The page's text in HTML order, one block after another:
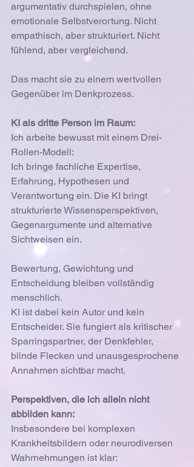
argumentativ durchspielen, ohne
emotionale Selbstverortung. Nicht
empathisch, aber strukturiert. Nicht
fühlend, aber vergleichend.
Das macht sie zu einem wertvollen
Gegenüber im Denkprozess.
KI als dritte Person im Raum:
Ich arbeite bewusst mit einem Drei-
Rollen-Modell:
Ich bringe fachliche Expertise,
Erfahrung, Hypothesen und
Verantwortung ein. Die KI bringt
strukturierte Wissensperspektiven,
Gegenargumente und alternative
Sichtweisen ein.
Bewertung, Gewichtung und
Entscheidung bleiben vollständig
menschlich.
KI ist dabei kein Autor und kein
Entscheider. Sie fungiert als kritischer
Sparringspartner, der Denkfehler,
blinde Flecken und unausgesprochene
Annahmen sichtbar macht.
Perspektiven, die ich allein nicht
abbilden kann:
Insbesondere bei komplexen
Krankheitsbildern oder neurodiversen
Wahrnehmungen ist klar: